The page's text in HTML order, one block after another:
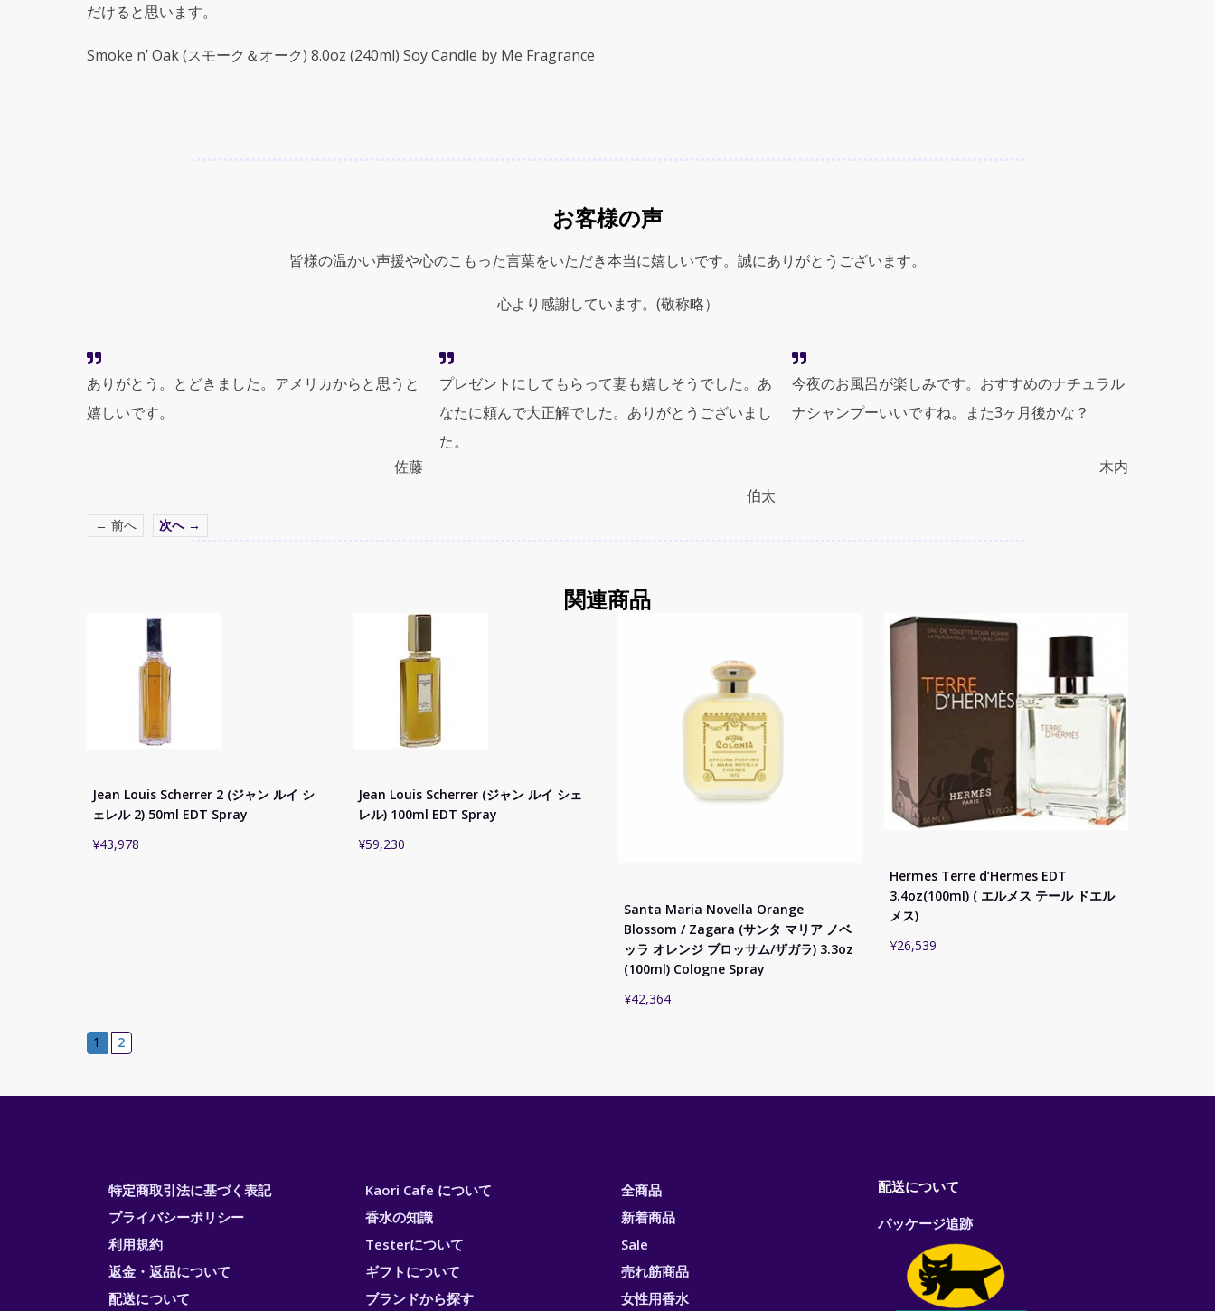
だけると思います。
Smoke n’ Oak (スモーク＆オーク) 8.0oz (240ml) Soy Candle by Me Fragrance
お客様の声
皆様の温かい声援や心のこもった言葉をいただき本当に嬉しいです。誠にありがとうございます。
心より感謝しています。(敬称略）
ありがとう。とどきました。アメリカからと思うと
嬉しいです。
佐藤
プレゼントにしてもらって妻も嬉しそうでした。あ
なたに頼んで大正解でした。ありがとうございまし
た。
伯太
今夜のお風呂が楽しみです。おすすめのナチュラル
ナシャンプーいいですね。また3ヶ月後かな？
木内
← 前へ 次へ →
関連商品
Jean Louis Scherrer 2 (ジャン ルイ シ
ェレル 2) 50ml EDT Spray
¥43,978
Jean Louis Scherrer (ジャン ルイ シェ
レル) 100ml EDT Spray
¥59,230
Santa Maria Novella Orange
Blossom / Zagara (サンタ マリア ノベ
ッラ オレンジ ブロッサム/ザガラ) 3.3oz
(100ml) Cologne Spray
¥42,364
Hermes Terre d’Hermes EDT
3.4oz(100ml) ( エルメス テール ドエル
メス)
¥26,539
1 2
特定商取引法に基づく表記
プライバシーポリシー
利用規約
返金・返品について
配送について
Kaori Cafe について
香水の知識
Testerについて
ギフトについて
ブランドから探す
全商品
新着商品
Sale
売れ筋商品
女性用香水
配送について
パッケージ追跡